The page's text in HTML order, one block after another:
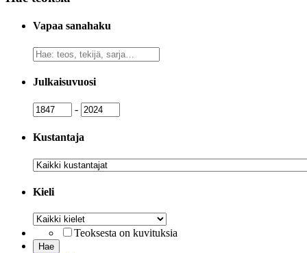
Vapaa sanahaku
Vapaa
sanahaku
Julkaisuvuosi
Julkaisuvuosi
- Julkaisuvuosi
Kustantaja
Kustantaja
Kieli
Kieli
Teoksesta on kuvituksia